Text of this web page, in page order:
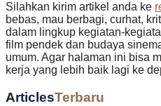
Silahkan kirim artikel anda ke
bebas, mau berbagi, curhat,
dalam lingkup kegiatan-
film pendek dan budaya
umum. Agar halaman ini bisa
kerja yang lebih baik lagi ke
ArticlesTerbaru